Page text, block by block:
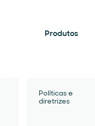
Produtos
Políticas e
diretrizes